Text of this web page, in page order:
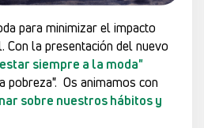
para minimizar el impacto
Con la presentación del nuevo
siempre a la moda"
pobreza". Os animamos con
sobre nuestros hábitos y